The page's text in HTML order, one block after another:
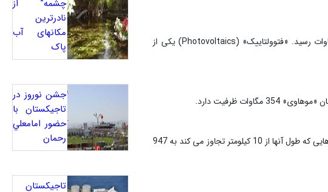
چشمه” از
نادرترین
مکانهای آب
پاک
جشن نوروز در
تاجيکستان با
حضور امامعلي
رحمان
تاجیکستان
در پایان سال 2009 میلادی، مجموع انرژی تولیدی به وسیله «فتوولتاییک» به بیش از 21 هزار مگاوات رسید. «فتوولتاییک» (Photovoltaics) یکی از
ظرفیت دارد.
تاجیکستان کوهستانی با بارندگی فراوان دارای رودخانه های فراوانی برای تولید برق است . شمار رودهایی که طول آنها از 10 کیلومتر تجاوز می کند به 947